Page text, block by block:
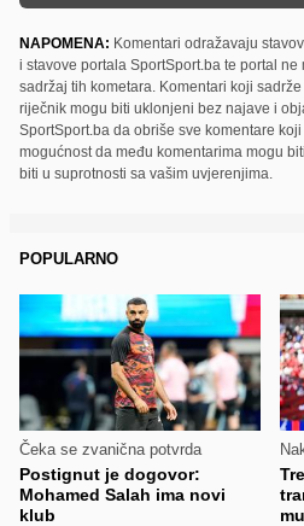
NAPOMENA: Komentari odražavaju
i stavove portala SportSport.ba te portal
sadržaj tih kometara. Komentari koji
riječnik mogu biti uklonjeni bez najave i
SportSport.ba da obriše sve komentare
mogućnost da među komentarima mogu
biti u suprotnosti sa vašim uvjerenjima.
POPULARNO
Čeka se zvanična potvrda
Postignut je dogovor:
Mohamed Salah ima novi
klub